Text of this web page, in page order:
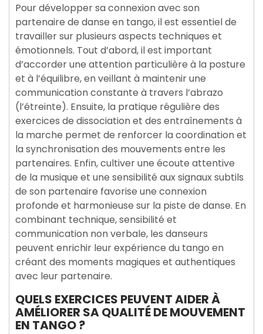
Pour développer sa connexion avec son
partenaire de danse en tango, il est essentiel de
travailler sur plusieurs aspects techniques et
émotionnels. Tout d’abord, il est important
d’accorder une attention particulière à la posture
et à l’équilibre, en veillant à maintenir une
communication constante à travers l’abrazo
(l’étreinte). Ensuite, la pratique régulière des
exercices de dissociation et des entraînements à
la marche permet de renforcer la coordination et
la synchronisation des mouvements entre les
partenaires. Enfin, cultiver une écoute attentive
de la musique et une sensibilité aux signaux subtils
de son partenaire favorise une connexion
profonde et harmonieuse sur la piste de danse. En
combinant technique, sensibilité et
communication non verbale, les danseurs
peuvent enrichir leur expérience du tango en
créant des moments magiques et authentiques
avec leur partenaire.
QUELS EXERCICES PEUVENT AIDER À
AMÉLIORER SA QUALITÉ DE MOUVEMENT
EN TANGO ?